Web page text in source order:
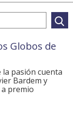
Globos de
la pasión cuenta
Bardem y
premio